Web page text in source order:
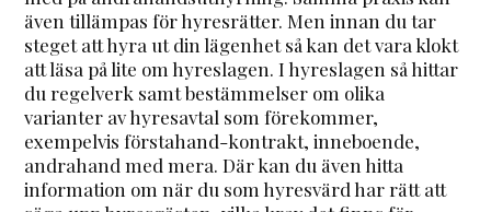
även tillämpas för hyresrätter. Men innan du tar
steget att hyra ut din lägenhet så kan det vara klokt
att läsa på lite om hyreslagen. I hyreslagen så hittar
du regelverk samt bestämmelser om olika
varianter av hyresavtal som förekommer,
exempelvis förstahand-kontrakt, inneboende,
andrahand med mera. Där kan du även hitta
information om när du som hyresvärd har rätt att